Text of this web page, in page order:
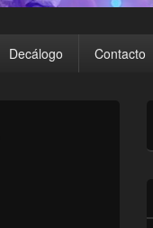
Decálogo Contacto